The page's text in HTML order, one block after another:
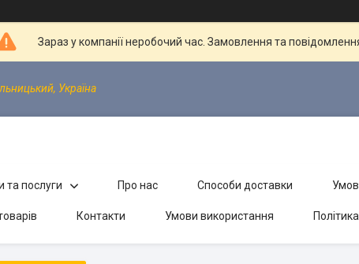
Зараз у компанії неробочий час. Замовлення та
Україна
та послуги Про нас Способи доставки
Контакти Умови використання